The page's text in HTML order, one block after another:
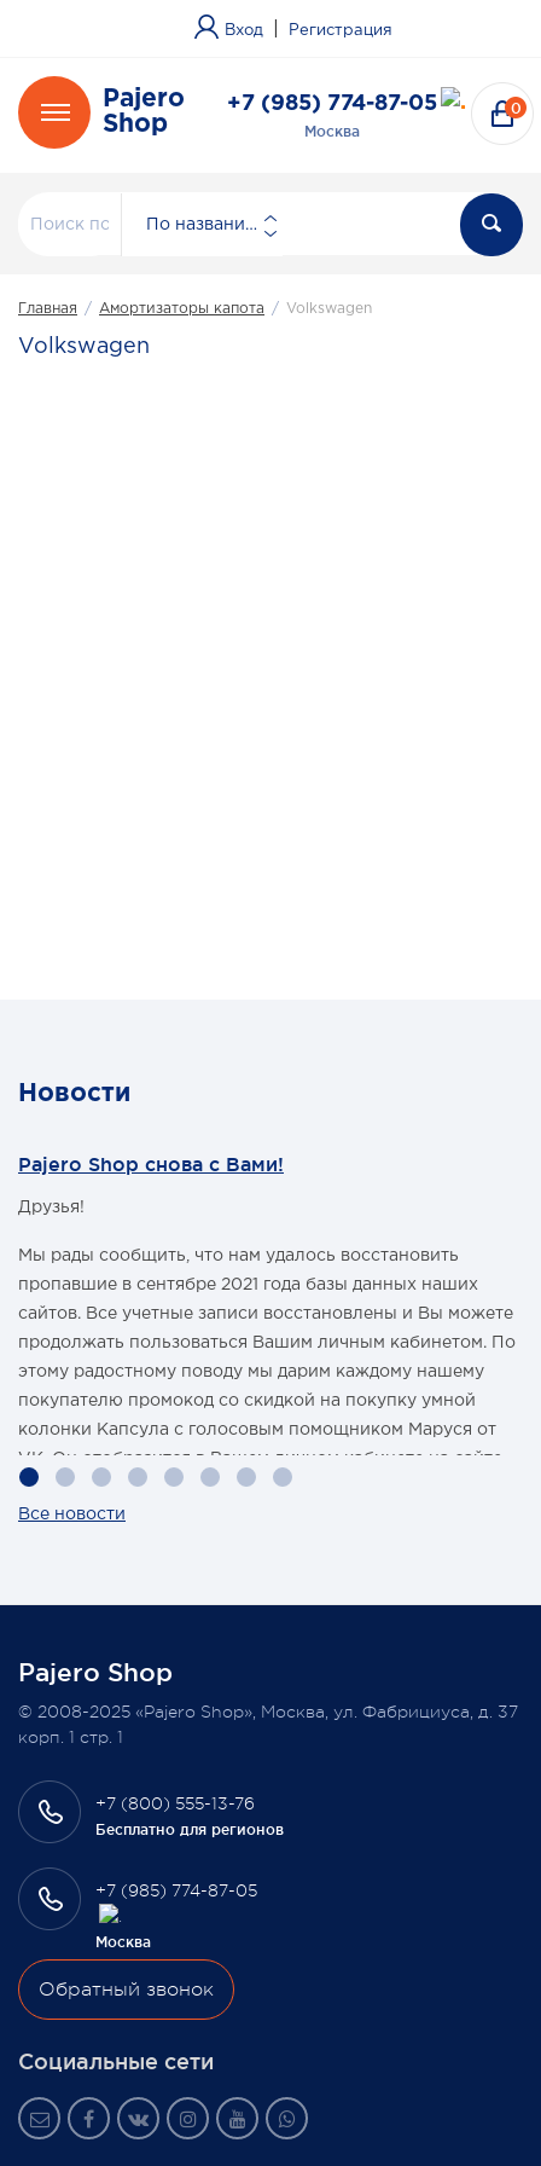
Вход Регистрация
Pajero
Shop
+7 (985) 774-87-05
Москва
0
По названию
Главная / Амортизаторы капота / Volkswagen
Volkswagen
Новости
Pajero Shop снова с Вами!
Друзья!
Мы рады сообщить, что нам удалось восстановить
пропавшие в сентябре 2021 года базы данных наших
сайтов. Все учетные записи восстановлены и Вы можете
продолжать пользоваться Вашим личным кабинетом. По
этому радостному поводу мы дарим каждому нашему
покупателю промокод со скидкой на покупку умной
колонки Капсула с голосовым помощником Маруся от
VK. Он отобразится в Вашем личном кабинете на сайте
магазина Pajero Shop 14 февраля.
Всегда Ваш, Pajero Shop
3 февраля 2022
Все новости
Pajero Shop
+7 (800) 555-13-76
Бесплатно для регионов
+7 (985) 774-87-05
Москва
Обратный звонок
Социальные сети
© 2008-2025 «Pajero Shop», Москва, ул. Фабрициуса, д. 37
корп. 1 стр. 1